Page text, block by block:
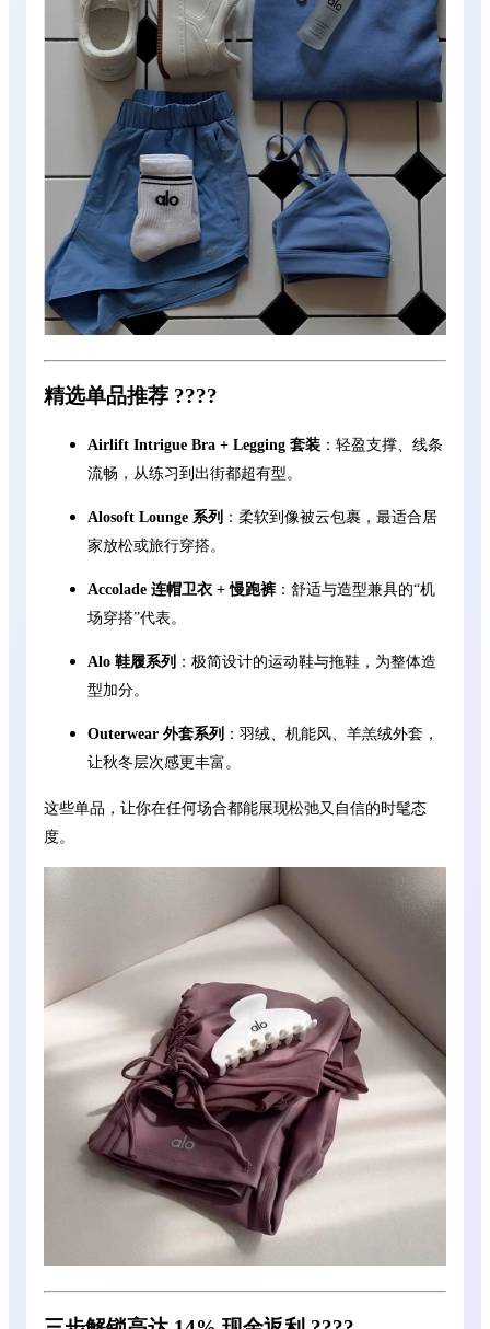
精选单品推荐 ????
Airlift Intrigue Bra + Legging 套装 ：轻盈支撑、线条
流畅，从练习到出街都超有型。
Alosoft Lounge 系列 ：柔软到像被云包裹，最适合居
家放松或旅行穿搭。
Accolade 连帽卫衣 + 慢跑裤 ：舒适与造型兼具的“机
场穿搭”代表。
Alo 鞋履系列 ：极简设计的运动鞋与拖鞋，为整体造
型加分。
Outerwear 外套系列 ：羽绒、机能风、羊羔绒外套，
让秋冬层次感更丰富。
这些单品，让你在任何场合都能展现松弛又自信的时髦态
度。